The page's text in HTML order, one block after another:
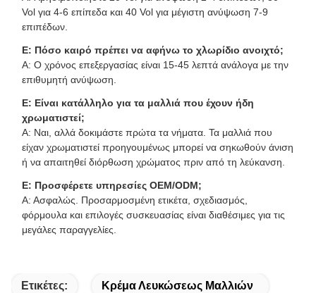
Vol για 4-6 επίπεδα και 40 Vol για μέγιστη ανύψωση 7-9
επιπέδων.
Ε: Πόσο καιρό πρέπει να αφήνω το χλωρίδιο ανοιχτό;
Α: Ο χρόνος επεξεργασίας είναι 15-45 λεπτά ανάλογα με την
επιθυμητή ανύψωση.
Ε: Είναι κατάλληλο για τα μαλλιά που έχουν ήδη
χρωματιστεί;
Α: Ναι, αλλά δοκιμάστε πρώτα τα νήματα. Τα μαλλιά που
είχαν χρωματιστεί προηγουμένως μπορεί να σηκωθούν άνιση
ή να απαιτηθεί διόρθωση χρώματος πριν από τη λεύκανση.
Ε: Προσφέρετε υπηρεσίες OEM/ODM;
Α: Ασφαλώς. Προσαρμοσμένη ετικέτα, σχεδιασμός,
φόρμουλα και επιλογές συσκευασίας είναι διαθέσιμες για τις
μεγάλες παραγγελίες.
Ετικέτες: Κρέμα Λευκώσεως Μαλλιών